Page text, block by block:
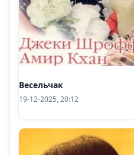
Весельчак
19-12-2025, 20:12